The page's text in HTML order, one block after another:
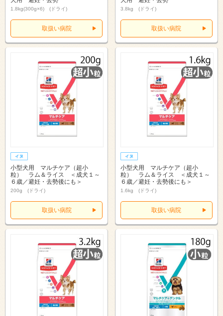
1.8kg(300g×6) (ドライ)
取扱い病院
3.8kg (ドライ)
取扱い病院
小型犬用 マルチケア（超小
粒） ラム＆ライス ＜成犬１～
６歳／避妊・去勢後にも＞
200g (ドライ)
取扱い病院
小型犬用 マルチケア（超小
粒） ラム＆ライス ＜成犬１～
６歳／避妊・去勢後にも＞
1.6kg (ドライ)
取扱い病院